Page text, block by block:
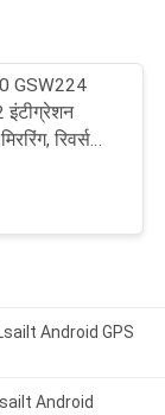
GSW224
रिवर्स
Apple
Auto
Android GPS
Android